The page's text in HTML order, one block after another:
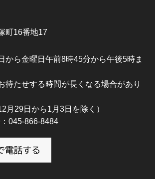
町16番地17
から金曜日午前8時45分から午後5時ま
待たせする時間が長くなる場合があり
月29日から1月3日を除く）
045-866-8484